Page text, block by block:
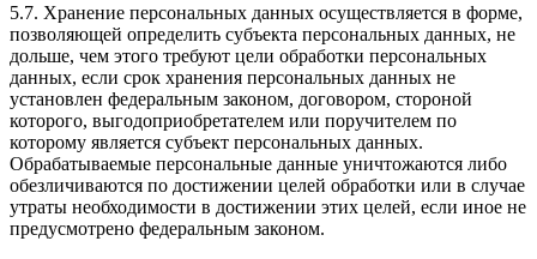
5.7. Хранение персональных данных осуществляется в форме,
позволяющей определить субъекта персональных данных, не
дольше, чем этого требуют цели обработки персональных
данных, если срок хранения персональных данных не
установлен федеральным законом, договором, стороной
которого, выгодоприобретателем или поручителем по
которому является субъект персональных данных.
Обрабатываемые персональные данные уничтожаются либо
обезличиваются по достижении целей обработки или в случае
утраты необходимости в достижении этих целей, если иное не
предусмотрено федеральным законом.